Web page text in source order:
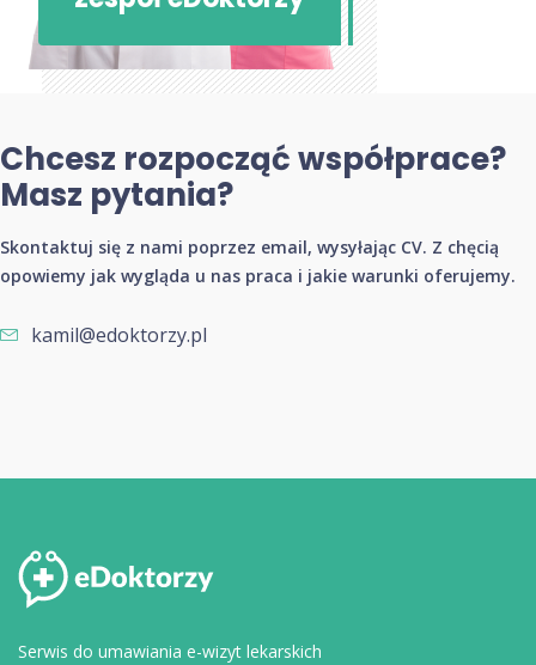
Chcesz rozpocząć współprace?
Masz pytania?
Skontaktuj się z nami poprzez email, wysyłając CV. Z chęcią
opowiemy jak wygląda u nas praca i jakie warunki oferujemy.
kamil@edoktorzy.pl
Serwis do umawiania e-wizyt lekarskich